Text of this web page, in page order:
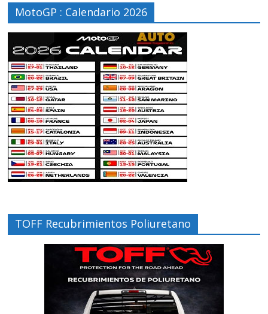
MotoGP : Calendario 2026
TOFF Recubrimientos Poliuretano